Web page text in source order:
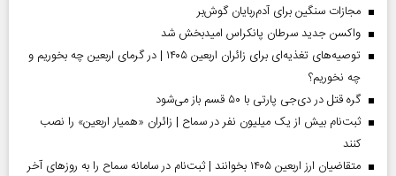
مجازات سنگین برای آدم‌ربایان گوش‌بر
واکسن جدید سرطان پانکراس امیدبخش شد
توصیه‌های تغذیه‌ای برای زائران اربعین ۱۴۰۵ | در گرمای اربعین چه بخوریم و
چه نخوریم؟
گره قتل در دی‌جی پارتی با ۵۰ قسم باز می‌شود
ثبت‌نام بیش از یک میلیون نفر در سماح | زائران «همیار اربعین» را نصب
کنند
متقاضیان ارز اربعین ۱۴۰۵ بخوانند | ثبت‌نام در سامانه سماح را به روز‌های آخر